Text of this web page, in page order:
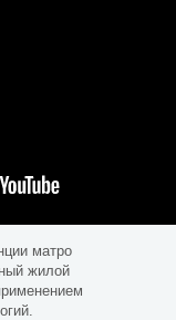
матро
жилой